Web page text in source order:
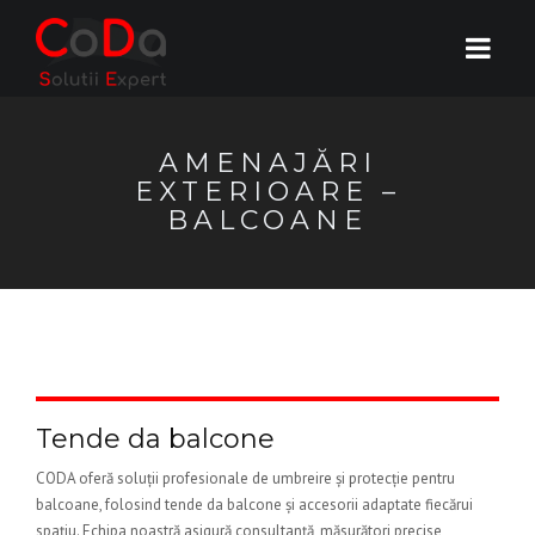
AMENAJĂRI
EXTERIOARE –
BALCOANE
Tende da balcone
CODA oferă soluții profesionale de umbreire și protecție pentru
balcoane, folosind tende da balcone și accesorii adaptate fiecărui
spațiu. Echipa noastră asigură consultanță, măsurători precise,